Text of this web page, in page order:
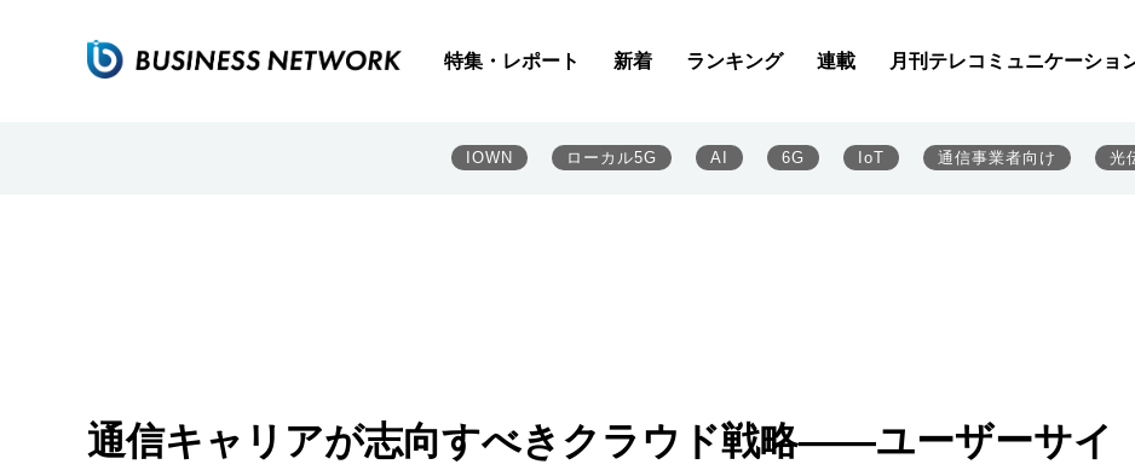
特集・レポート 新着 ランキング 連載 月刊テレコミュニケーショ
IOWN ローカル5G AI 6G IoT 通信事業者向け 光
通信キャリアが志向すべきクラウド戦略――ユーザーサイ